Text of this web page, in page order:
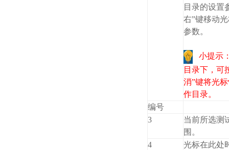
目录的设置
右”键移动
参数。
小提示
目录下，可
消”键将光
作目录。
编号
3
当前所选测
围。
4
光标在此处